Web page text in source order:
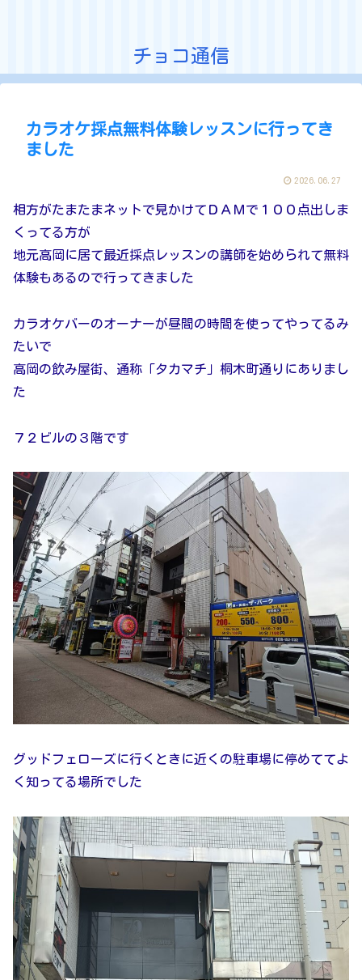
チョコ通信
カラオケ採点無料体験レッスンに行ってき
ました
2026.06.27
相方がたまたまネットで見かけてＤＡＭで１００点出しま
くってる方が
地元高岡に居て最近採点レッスンの講師を始められて無料
体験もあるので行ってきました
カラオケバーのオーナーが昼間の時間を使ってやってるみ
たいで
高岡の飲み屋街、通称「タカマチ」桐木町通りにありまし
た
７２ビルの３階です
グッドフェローズに行くときに近くの駐車場に停めててよ
く知ってる場所でした